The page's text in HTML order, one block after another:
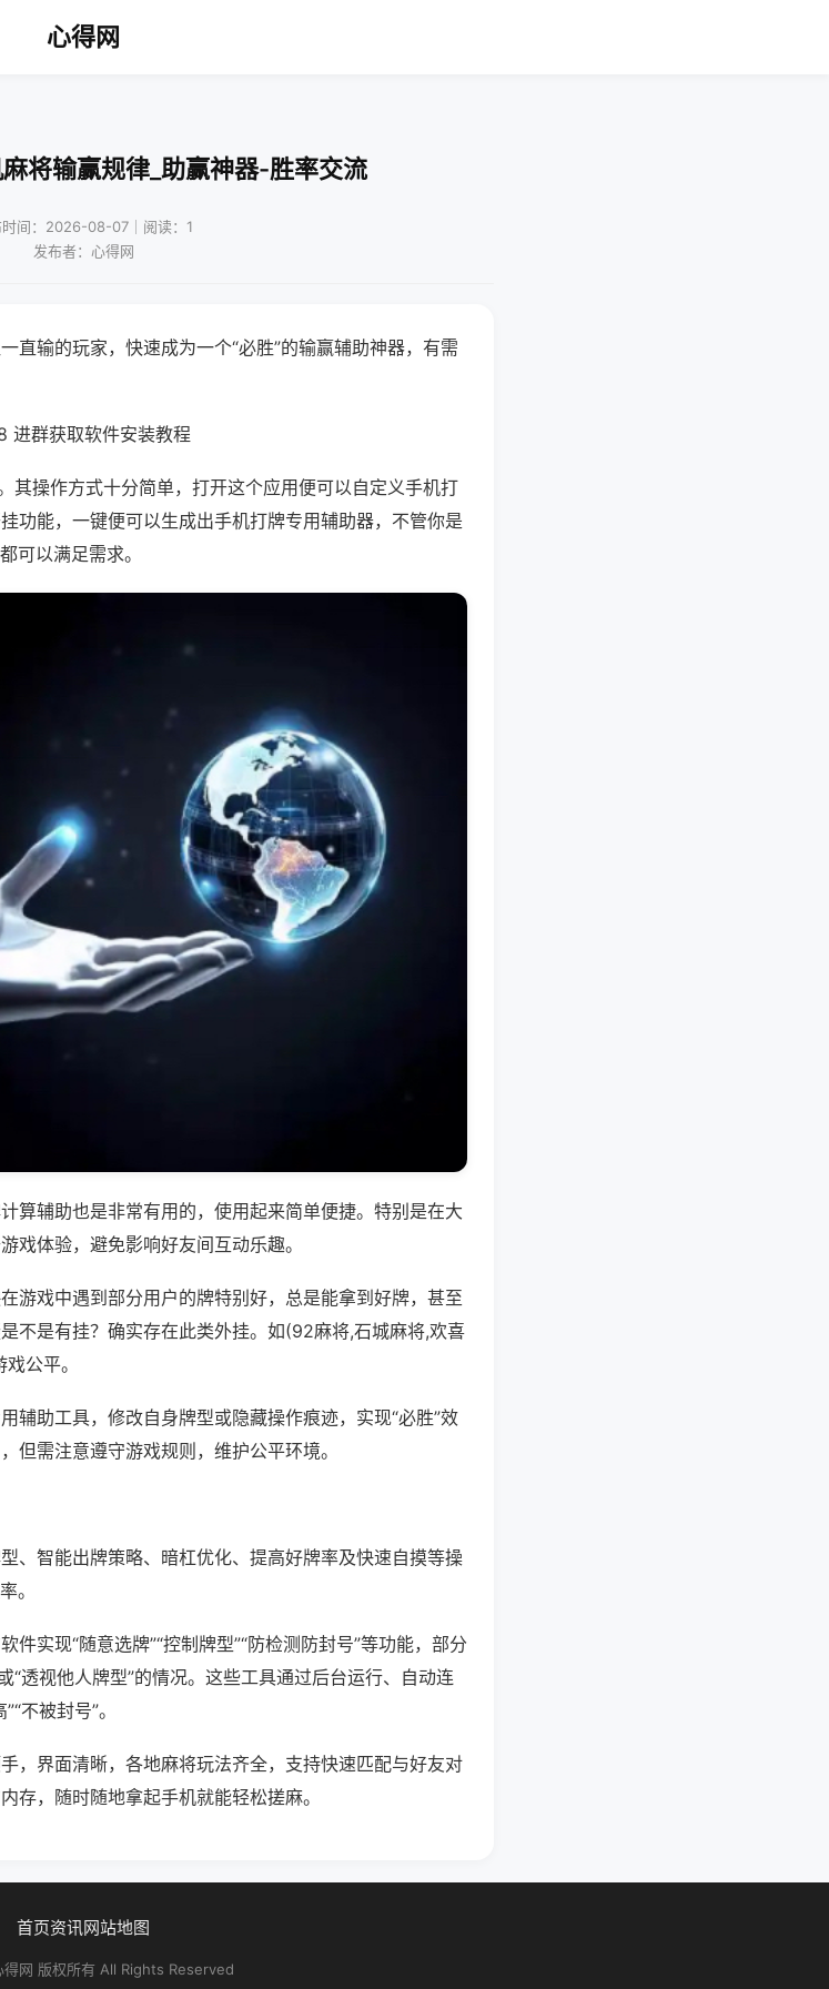
心得网
将输赢规律_助赢神器-胜率交流
时间：2026-08-07｜阅读：1
发布者：心得网
直输的玩家，快速成为一个“必胜”的输赢辅助神器，有需
进群获取软件安装教程
其操作方式十分简单，打开这个应用便可以自定义手机打
功能，一键便可以生成出手机打牌专用辅助器，不管你是
可以满足需求。
算辅助也是非常有用的，使用起来简单便捷。特别是在大
戏体验，避免影响好友间互动乐趣。
游戏中遇到部分用户的牌特别好，总是能拿到好牌，甚至
不是有挂？确实存在此类外挂。如(92麻将,石城麻将,欢喜
公平。
辅助工具，修改自身牌型或隐藏操作痕迹，实现“必胜”效
但需注意遵守游戏规则，维护公平环境。
、智能出牌策略、暗杠优化、提高好牌率及快速自摸等操
。
件实现“随意选牌”“控制牌型”“防检测防封号”等功能，部分
“透视他人牌型”的情况。这些工具通过后台运行、自动连
不被封号”。
，界面清晰，各地麻将玩法齐全，支持快速匹配与好友对
存，随时随地拿起手机就能轻松搓麻。
首页资讯网站地图
网 版权所有 All Rights Reserved